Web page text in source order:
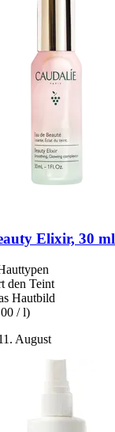
Elixir, 30 ml
den Teint
Hautbild
/ l)
August